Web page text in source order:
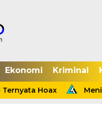
Ekonomi Kriminal
Hoax